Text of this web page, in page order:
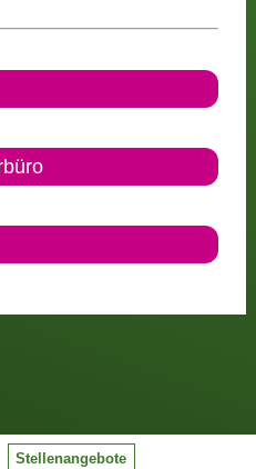
Stellenangebote